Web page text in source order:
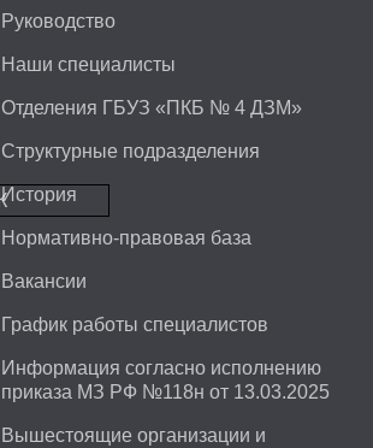
Руководство
Наши специалисты
Отделения ГБУЗ «ПКБ № 4 ДЗМ»
Структурные подразделения
История
Нормативно-правовая база
Вакансии
График работы специалистов
Информация согласно исполнению
приказа МЗ РФ №118н от 13.03.2025
Вышестоящие организации и